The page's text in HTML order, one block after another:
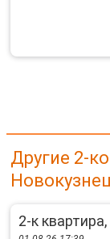
Другие 2-
2-к